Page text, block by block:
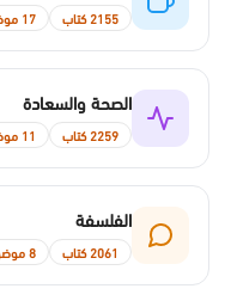
2155 كتاب 17 موضوع
الصحة والسعادة
2259 كتاب 11 موضوع
الفلسفة
2061 كتاب 8 موضوع